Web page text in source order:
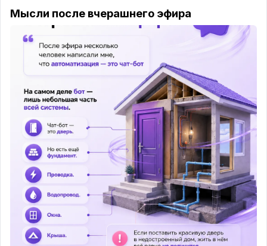
И да, эфир проведу в ВК.
Ссылку пришлю за 10 минут до начала эфира.
Мысли после вчерашнего эфира